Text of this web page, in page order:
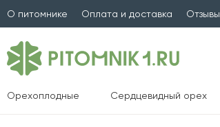
О питомнике Оплата и доставка Отзывы
Орехоплодные Сердцевидный орех